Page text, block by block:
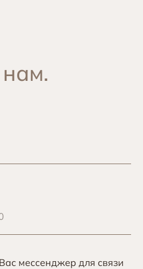
мессенджер для связи